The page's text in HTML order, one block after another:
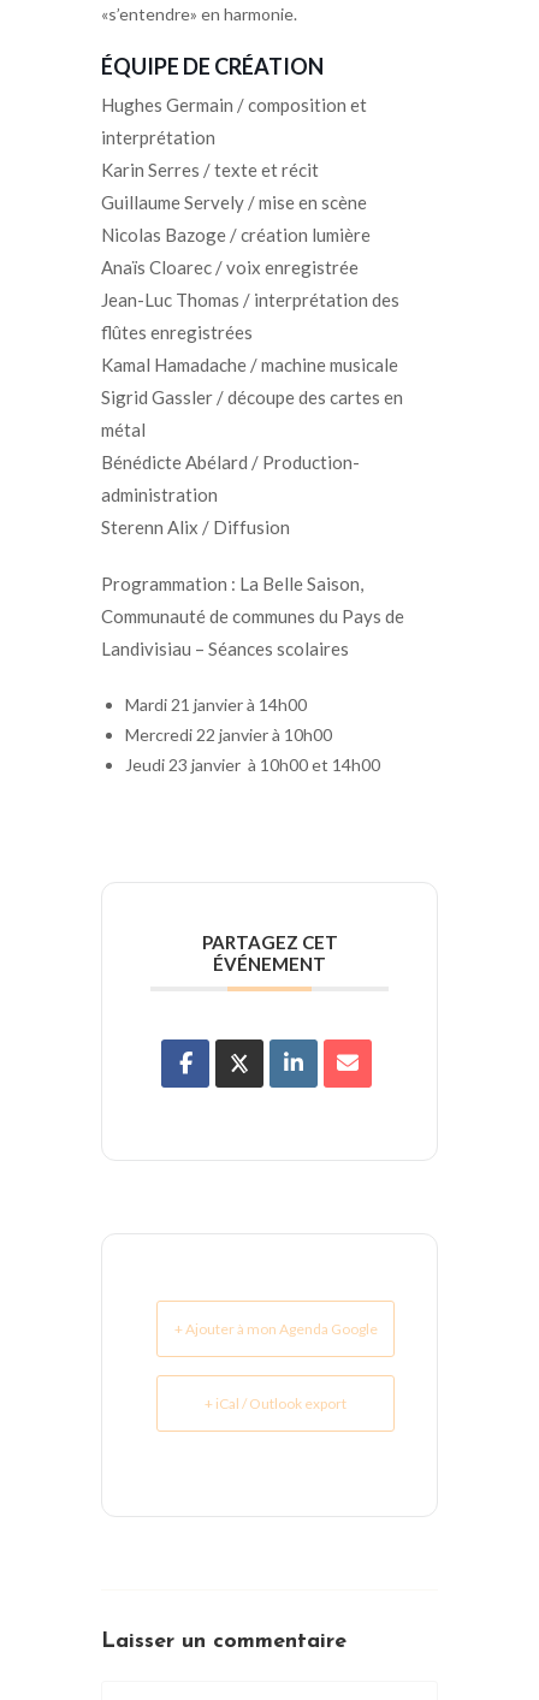
«s’entendre» en harmonie.
ÉQUIPE DE CRÉATION
Hughes Germain / composition et
interprétation
Karin Serres / texte et récit
Guillaume Servely / mise en scène
Nicolas Bazoge / création lumière
Anaïs Cloarec / voix enregistrée
Jean-Luc Thomas / interprétation des
flûtes enregistrées
Kamal Hamadache / machine musicale
Sigrid Gassler / découpe des cartes en
métal
Bénédicte Abélard / Production-
administration
Sterenn Alix / Diffusion
Programmation : La Belle Saison,
Communauté de communes du Pays de
Landivisiau – Séances scolaires
Mardi 21 janvier à 14h00
Mercredi 22 janvier à 10h00
Jeudi 23 janvier à 10h00 et 14h00
PARTAGEZ CET
ÉVÉNEMENT
+ Ajouter à mon Agenda Google
+ iCal / Outlook export
Laisser un commentaire